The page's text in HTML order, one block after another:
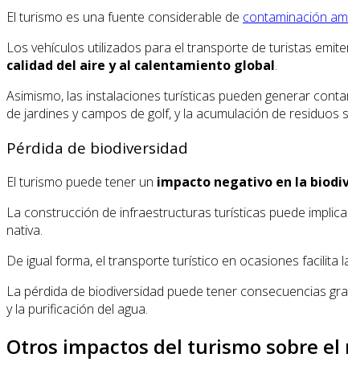
El turismo es una fuente considerable de contaminación
Los vehículos utilizados para el transporte de turistas
calidad del aire y al calentamiento global.
Asimismo, las instalaciones turísticas pueden generar
de jardines y campos de golf, y la acumulación de residuos
Pérdida de biodiversidad
El turismo puede tener un impacto negativo en la
La construcción de infraestructuras turísticas puede
nativa.
De igual forma, el transporte turístico en ocasiones facilita
La pérdida de biodiversidad puede tener consecuencias
y la purificación del agua.
Otros impactos del turismo sobre